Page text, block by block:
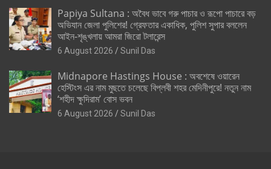
Papiya Sultana : অবৈধ ভাবে গরু পাচার ও রূপো পাচারে বড়
অভিযান জেলা পুলিশের! গ্রেফতার একাধিক, পুলিশ সুপার বললেন
আইন-শৃঙ্খলায় আমরা জিরো টলারেন্স
6 August 2026 Sunil Das
Midnapore Hastings House : অবশেষে ওয়ারেন
হেস্টিংস এর নাম মুছতে চলেছে বিপ্লবী শহর মেদিনীপুরে! নতুন নাম
‘শহীদ ক্ষুদিরাম’ বোস ভবন
6 August 2026 Sunil Das